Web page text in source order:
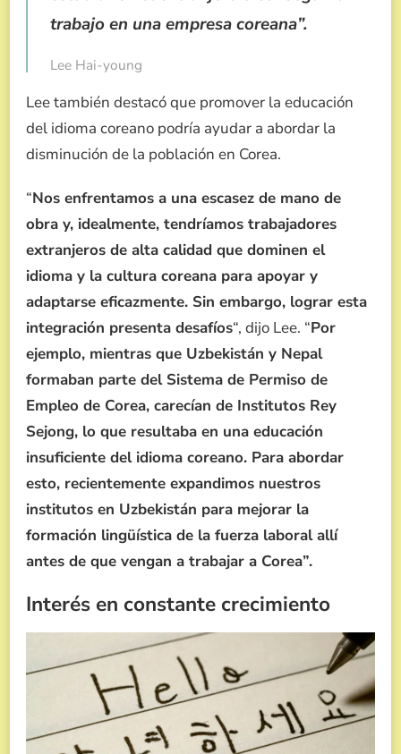
trabajo en una empresa coreana”.
Lee Hai-young
Lee también destacó que promover la educación
del idioma coreano podría ayudar a abordar la
disminución de la población en Corea.
“Nos enfrentamos a una escasez de mano de
obra y, idealmente, tendríamos trabajadores
extranjeros de alta calidad que dominen el
idioma y la cultura coreana para apoyar y
adaptarse eficazmente. Sin embargo, lograr esta
integración presenta desafíos“, dijo Lee. “Por
ejemplo, mientras que Uzbekistán y Nepal
formaban parte del Sistema de Permiso de
Empleo de Corea, carecían de Institutos Rey
Sejong, lo que resultaba en una educación
insuficiente del idioma coreano. Para abordar
esto, recientemente expandimos nuestros
institutos en Uzbekistán para mejorar la
formación lingüística de la fuerza laboral allí
antes de que vengan a trabajar a Corea”.
Interés en constante crecimiento